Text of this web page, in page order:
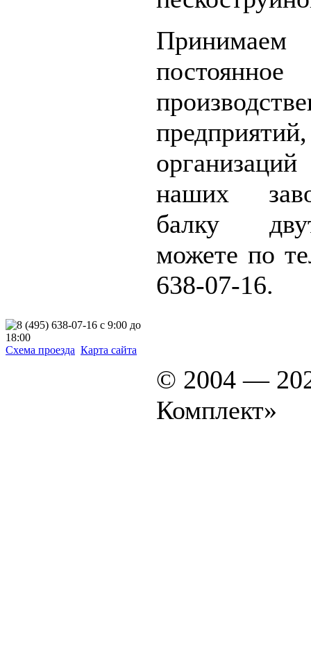
наших
балку
можете по
638-07-16.
Схема проезда Карта сайта
© 2004 —
Комплект»